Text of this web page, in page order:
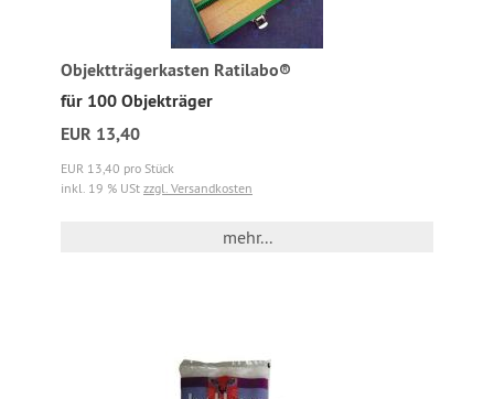
Objektträgerkasten Ratilabo®
für 100 Objekträger
EUR 13,40
EUR 13,40 pro Stück
inkl. 19 % USt zzgl. Versandkosten
mehr...